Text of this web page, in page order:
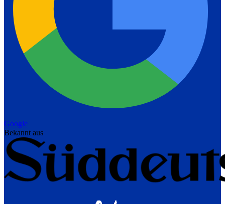
Google
Bekannt aus